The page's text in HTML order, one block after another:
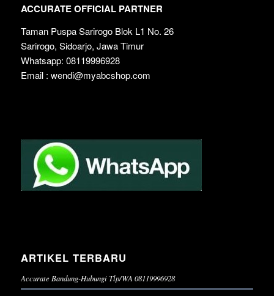
ACCURATE OFFICIAL PARTNER
Taman Puspa Sarirogo Blok L1 No. 26
Sarirogo, Sidoarjo, Jawa Timur
Whatsapp: 08119996928
Email : wendi@myabcshop.com
ARTIKEL TERBARU
Accurate Bandung-Hubungi Tlp/WA 08119996928